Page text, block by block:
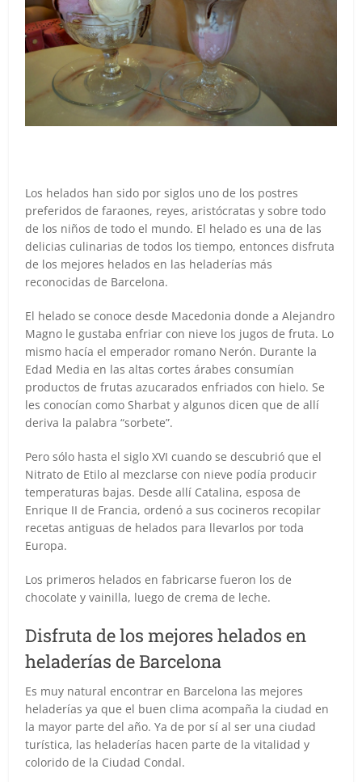
Los helados han sido por siglos uno de los postres
preferidos de faraones, reyes, aristócratas y sobre todo
de los niños de todo el mundo. El helado es una de las
delicias culinarias de todos los tiempo, entonces disfruta
de los mejores helados en las heladerías más
reconocidas de Barcelona.
El helado se conoce desde Macedonia donde a Alejandro
Magno le gustaba enfriar con nieve los jugos de fruta. Lo
mismo hacía el emperador romano Nerón. Durante la
Edad Media en las altas cortes árabes consumían
productos de frutas azucarados enfriados con hielo. Se
les conocían como Sharbat y algunos dicen que de allí
deriva la palabra “sorbete”.
Pero sólo hasta el siglo XVI cuando se descubrió que el
Nitrato de Etilo al mezclarse con nieve podía producir
temperaturas bajas. Desde allí Catalina, esposa de
Enrique II de Francia, ordenó a sus cocineros recopilar
recetas antiguas de helados para llevarlos por toda
Europa.
Los primeros helados en fabricarse fueron los de
chocolate y vainilla, luego de crema de leche.
Disfruta de los mejores helados en
heladerías de Barcelona
Es muy natural encontrar en Barcelona las mejores
heladerías ya que el buen clima acompaña la ciudad en
la mayor parte del año. Ya de por sí al ser una ciudad
turística, las heladerías hacen parte de la vitalidad y
colorido de la Ciudad Condal.